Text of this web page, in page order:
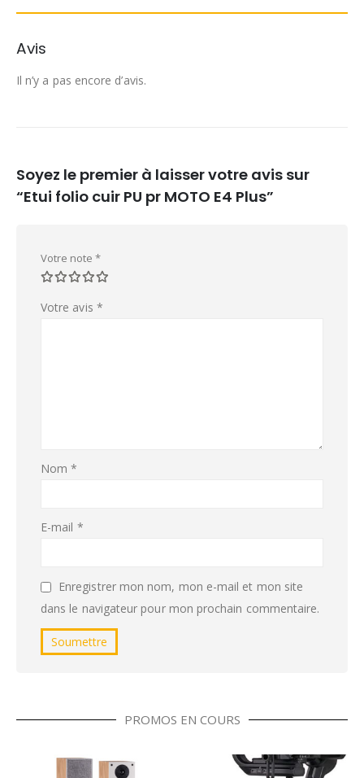
Avis
Il n’y a pas encore d’avis.
Soyez le premier à laisser votre avis sur
“Etui folio cuir PU pr MOTO E4 Plus”
Votre note *
Votre avis *
Nom*
E-mail *
Enregistrer mon nom, mon e-mail et mon site
dans le navigateur pour mon prochain commentaire.
PROMOS EN COURS